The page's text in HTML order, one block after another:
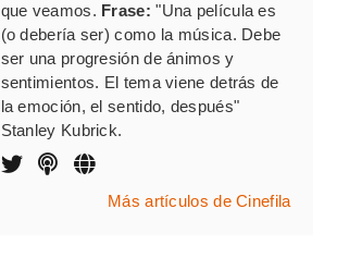
que veamos. Frase: "Una película es
(o debería ser) como la música. Debe
ser una progresión de ánimos y
sentimientos. El tema viene detrás de
la emoción, el sentido, después"
Stanley Kubrick.
Más artículos de Cinefila